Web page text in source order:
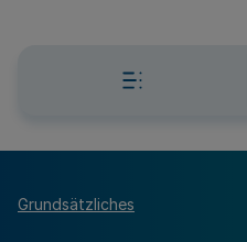
Grundsätzliches